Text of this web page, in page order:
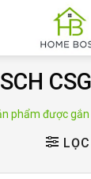
phẩm được gắn
LỌC